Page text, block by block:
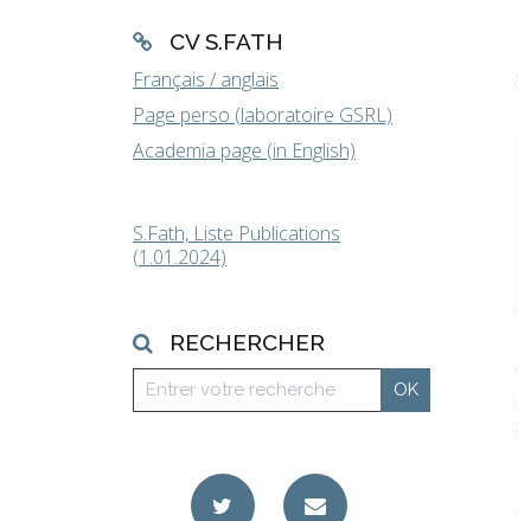
CV S.FATH
Français / anglais
Page perso (laboratoire GSRL)
Academia page (in English)
S.Fath, Liste Publications
(1.01.2024)
RECHERCHER